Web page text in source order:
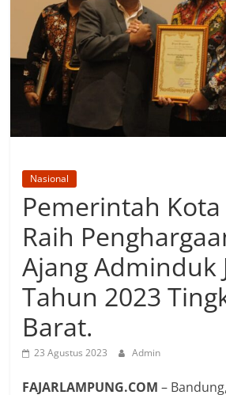
Nasional
Pemerintah Kota
Raih
Ajang Adminduk
Tahun 2023
Barat.
23 Agustus 2023 Admin
FAJARLAMPUNG.COM–